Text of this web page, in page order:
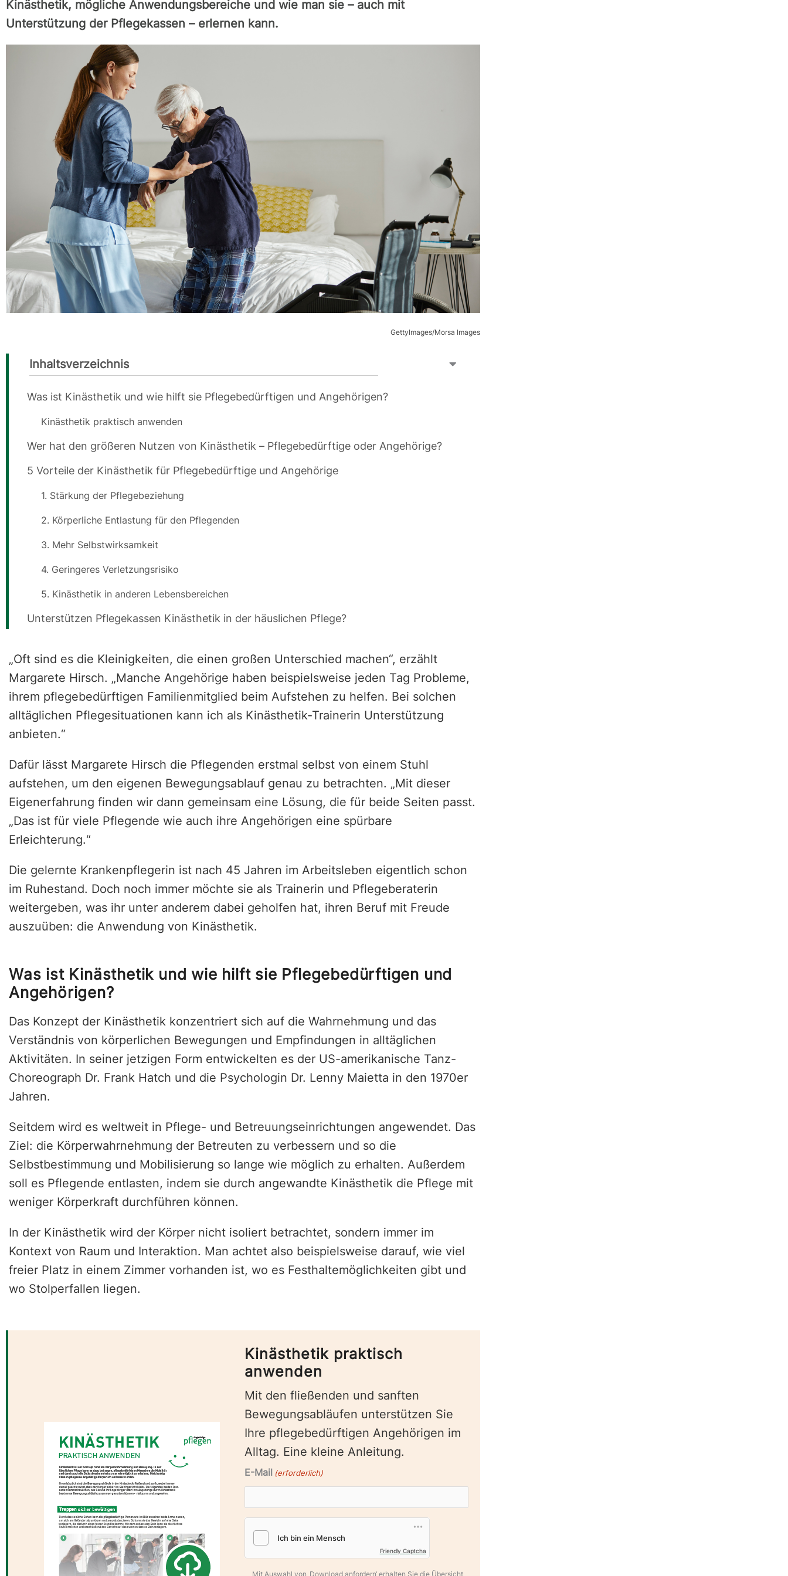
Kinästhetik, mögliche Anwendungsbereiche und wie man sie – auch mit
Unterstützung der Pflegekassen – erlernen kann.
GettyImages/Morsa Images
Inhaltsverzeichnis
Was ist Kinästhetik und wie hilft sie Pflegebedürftigen und Angehörigen?
Kinästhetik praktisch anwenden
Wer hat den größeren Nutzen von Kinästhetik – Pflegebedürftige oder Angehörige?
5 Vorteile der Kinästhetik für Pflegebedürftige und Angehörige
1. Stärkung der Pflegebeziehung
2. Körperliche Entlastung für den Pflegenden
3. Mehr Selbstwirksamkeit
4. Geringeres Verletzungsrisiko
5. Kinästhetik in anderen Lebensbereichen
Unterstützen Pflegekassen Kinästhetik in der häuslichen Pflege?
„Oft sind es die Kleinigkeiten, die einen großen Unterschied machen“, erzählt
Margarete Hirsch. „Manche Angehörige haben beispielsweise jeden Tag Probleme,
ihrem pflegebedürftigen Familienmitglied beim Aufstehen zu helfen. Bei solchen
alltäglichen Pflegesituationen kann ich als Kinästhetik-Trainerin Unterstützung
anbieten.“
Dafür lässt Margarete Hirsch die Pflegenden erstmal selbst von einem Stuhl
aufstehen, um den eigenen Bewegungsablauf genau zu betrachten. „Mit dieser
Eigenerfahrung finden wir dann gemeinsam eine Lösung, die für beide Seiten passt.
„Das ist für viele Pflegende wie auch ihre Angehörigen eine spürbare
Erleichterung.“
Die gelernte Krankenpflegerin ist nach 45 Jahren im Arbeitsleben eigentlich schon
im Ruhestand. Doch noch immer möchte sie als Trainerin und Pflegeberaterin
weitergeben, was ihr unter anderem dabei geholfen hat, ihren Beruf mit Freude
auszuüben: die Anwendung von Kinästhetik.
Was ist Kinästhetik und wie hilft sie Pflegebedürftigen und
Angehörigen?
Das Konzept der Kinästhetik konzentriert sich auf die Wahrnehmung und das
Verständnis von körperlichen Bewegungen und Empfindungen in alltäglichen
Aktivitäten. In seiner jetzigen Form entwickelten es der US-amerikanische Tanz-
Choreograph Dr. Frank Hatch und die Psychologin Dr. Lenny Maietta in den 1970er
Jahren.
Seitdem wird es weltweit in Pflege- und Betreuungseinrichtungen angewendet. Das
Ziel: die Körperwahrnehmung der Betreuten zu verbessern und so die
Selbstbestimmung und Mobilisierung so lange wie möglich zu erhalten. Außerdem
soll es Pflegende entlasten, indem sie durch angewandte Kinästhetik die Pflege mit
weniger Körperkraft durchführen können.
In der Kinästhetik wird der Körper nicht isoliert betrachtet, sondern immer im
Kontext von Raum und Interaktion. Man achtet also beispielsweise darauf, wie viel
freier Platz in einem Zimmer vorhanden ist, wo es Festhaltemöglichkeiten gibt und
wo Stolperfallen liegen.
Kinästhetik praktisch
anwenden
Mit den fließenden und sanften
Bewegungsabläufen unterstützen Sie
Ihre pflegebedürftigen Angehörigen im
Alltag. Eine kleine Anleitung.
E-Mail (erforderlich)
Friendly Captcha
„Mit Auswahl von ‚Download anfordern‘ erhalten Sie die Übersicht